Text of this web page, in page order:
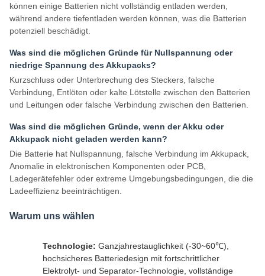
können einige Batterien nicht vollständig entladen werden,
während andere tiefentladen werden können, was die Batterien
potenziell beschädigt.
Was sind die möglichen Gründe für Nullspannung oder
niedrige Spannung des Akkupacks?
Kurzschluss oder Unterbrechung des Steckers, falsche
Verbindung, Entlöten oder kalte Lötstelle zwischen den Batterien
und Leitungen oder falsche Verbindung zwischen den Batterien.
Was sind die möglichen Gründe, wenn der Akku oder
Akkupack nicht geladen werden kann?
Die Batterie hat Nullspannung, falsche Verbindung im Akkupack,
Anomalie in elektronischen Komponenten oder PCB,
Ladegerätefehler oder extreme Umgebungsbedingungen, die die
Ladeeffizienz beeinträchtigen.
Warum uns wählen
Technologie: Ganzjahrestauglichkeit (-30~60℃),
hochsicheres Batteriedesign mit fortschrittlicher
Elektrolyt- und Separator-Technologie, vollständige